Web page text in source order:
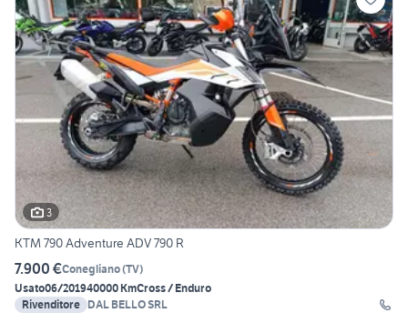
3
KTM 790 Adventure ADV 790 R
7.900 €Conegliano(TV)
Usato06/201940000 KmCross / Enduro
Rivenditore DAL BELLO SRL